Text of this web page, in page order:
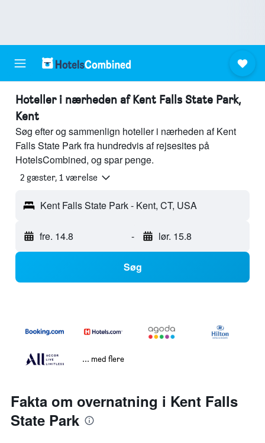
Hoteller i nærheden af Kent Falls State Park,
Kent
Søg efter og sammenlign hoteller i nærheden af Kent
Falls State Park fra hundredvis af rejsesites på
HotelsCombined, og spar penge.
2 gæster, 1 værelse
Kent Falls State Park - Kent, CT, USA
fre. 14.8 - lør. 15.8
Søg
... med flere
Fakta om overnatning i Kent Falls
State Park